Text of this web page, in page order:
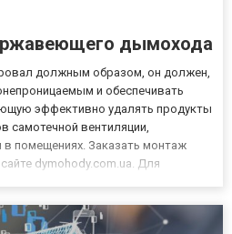
дымохода
должным образом, он должен,
и обеспечивать
эффективно удалять продукты
самотечной вентиляции,
помещениях. Заказать монтаж
dymohody.com.ua. Для